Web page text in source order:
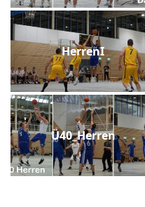
HerrenI
Ü40_Herren